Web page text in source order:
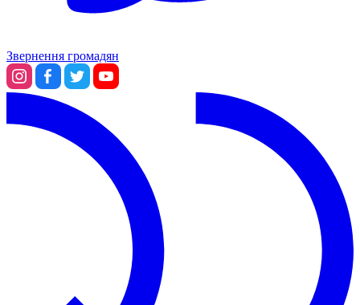
Звернення громадян